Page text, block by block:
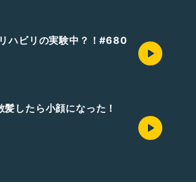
ハビリの実験中？！#680
したら小顔になった！